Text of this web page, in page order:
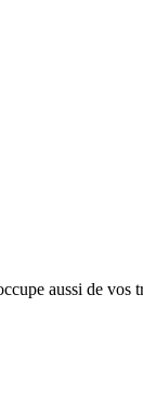
aussi de vos